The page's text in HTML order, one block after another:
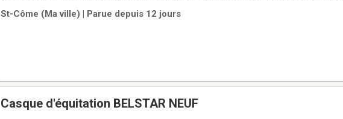
Système tout-en-un avec compresseur d’air
St-Côme (Ma ville) | Parue depuis 12 jours
Casque d'équitation BELSTAR NEUF